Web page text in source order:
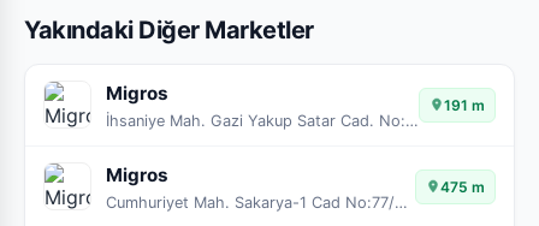
Yakındaki Diğer Marketler
Migros
İhsaniye Mah. Gazi Yakup Satar Cad. No:37
191 m
Migros
Cumhuriyet Mah. Sakarya-1 Cad No:77/A-B
475 m